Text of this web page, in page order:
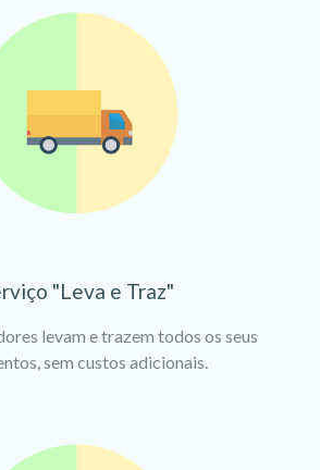
"Leva e Traz"
levam e trazem todos os seus
sem custos adicionais.